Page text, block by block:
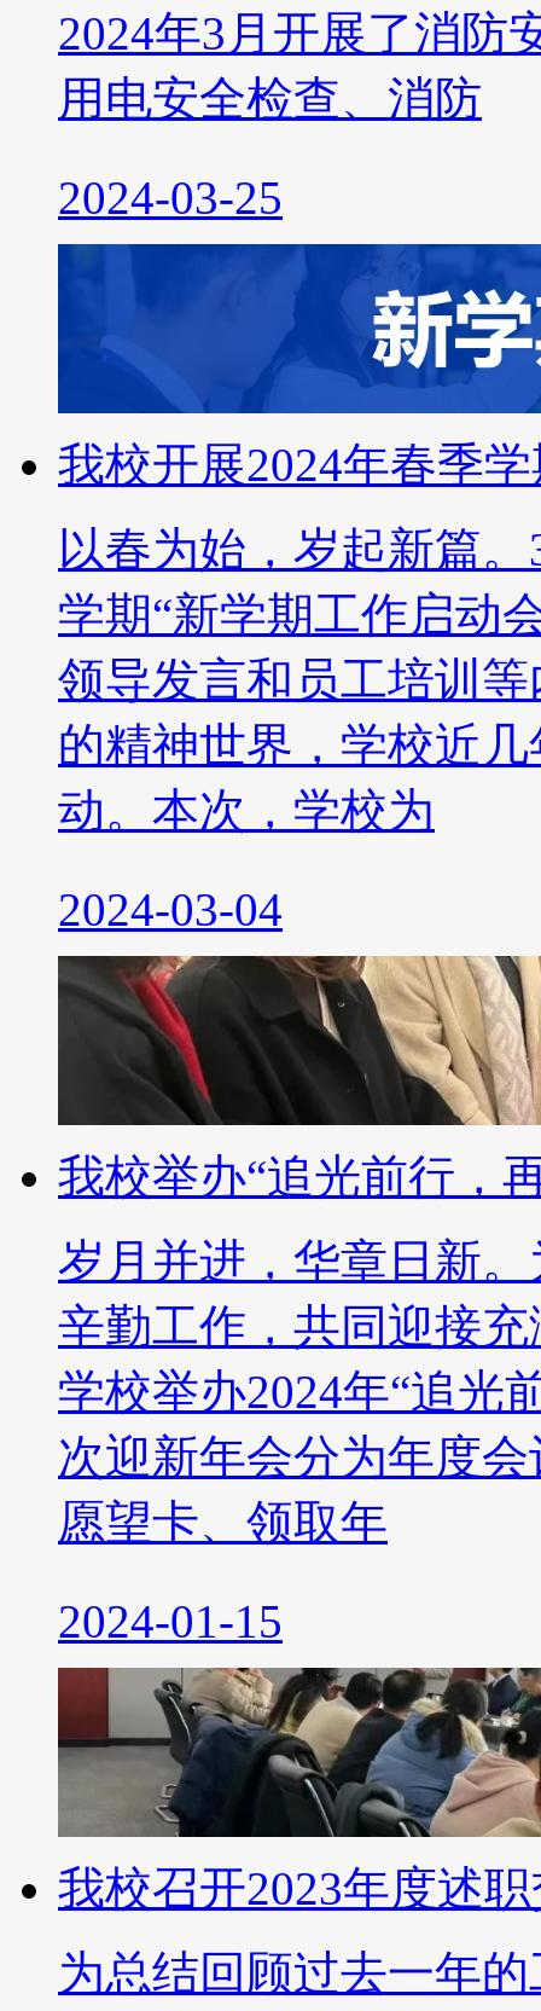
2024年3月开展了消防
用电安全检查、消防
2024-03-25
我校开展2024年春季
以春为始，岁起新篇
学期“新学期工作启动
领导发言和员工培训
的精神世界，学校近
动。本次，学校为
2024-03-04
我校举办“追光前行，
岁月并进，华章日新
辛勤工作，共同迎接
学校举办2024年“追光
次迎新年会分为年度
愿望卡、领取年
2024-01-15
我校召开2023年度述
为总结回顾过去一年